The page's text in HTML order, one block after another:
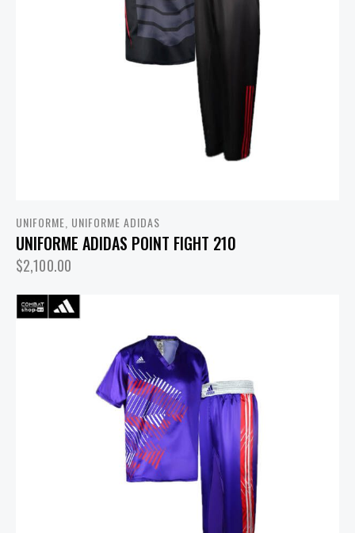
UNIFORME UNIFORME ADIDAS
UNIFORME ADIDAS POINT FIGHT 210
$2,100.00